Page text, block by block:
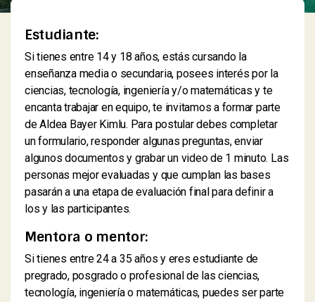
Estudiante:
Si tienes entre 14 y 18 años, estás cursando la
enseñanza media o secundaria, posees interés por la
ciencias, tecnología, ingeniería y/o matemáticas y te
encanta trabajar en equipo, te invitamos a formar parte
de Aldea Bayer Kimlu. Para postular debes completar
un formulario, responder algunas preguntas, enviar
algunos documentos y grabar un video de 1 minuto. Las
personas mejor evaluadas y que cumplan las bases
pasarán a una etapa de evaluación final para definir a
los y las participantes.
Mentora o mentor:
Si tienes entre 24 a 35 años y eres estudiante de
pregrado, posgrado o profesional de las ciencias,
tecnología, ingeniería o matemáticas, puedes ser parte